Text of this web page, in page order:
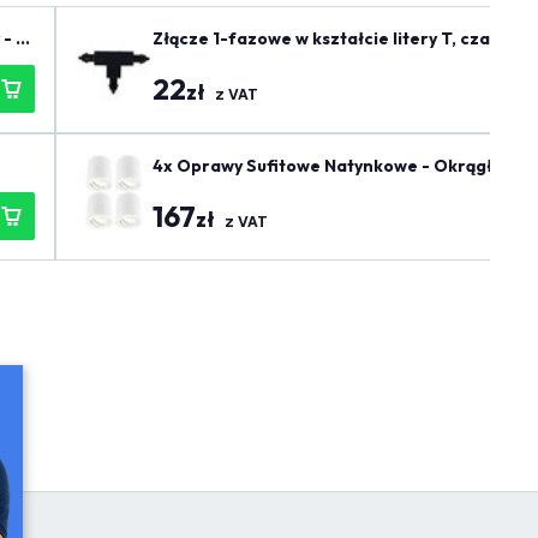
Bi Złącze 1-fazowe w kształcie litery T, czarne -
22zł z VAT
4x Oprawy Sufitowe Natynkowe - Okrągłe -
167zł z VAT